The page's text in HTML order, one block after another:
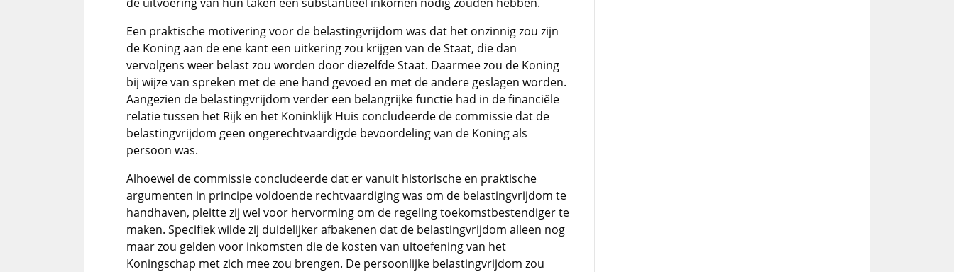
Een praktische motivering voor de belastingvrijdom was dat het onzinnig zou zijn
de Koning aan de ene kant een uitkering zou krijgen van de Staat, die dan
vervolgens weer belast zou worden door diezelfde Staat. Daarmee zou de Koning
bij wijze van spreken met de ene hand gevoed en met de andere geslagen worden.
Aangezien de belastingvrijdom verder een belangrijke functie had in de financiële
relatie tussen het Rijk en het Koninklijk Huis concludeerde de commissie dat de
belastingvrijdom geen ongerechtvaardigde bevoordeling van de Koning als
persoon was.
Alhoewel de commissie concludeerde dat er vanuit historische en praktische
argumenten in principe voldoende rechtvaardiging was om de belastingvrijdom te
handhaven, pleitte zij wel voor hervorming om de regeling toekomstbestendiger te
maken. Specifiek wilde zij duidelijker afbakenen dat de belastingvrijdom alleen nog
maar zou gelden voor inkomsten die de kosten van uitoefening van het
Koningschap met zich mee zou brengen. De persoonlijke belastingvrijdom zou